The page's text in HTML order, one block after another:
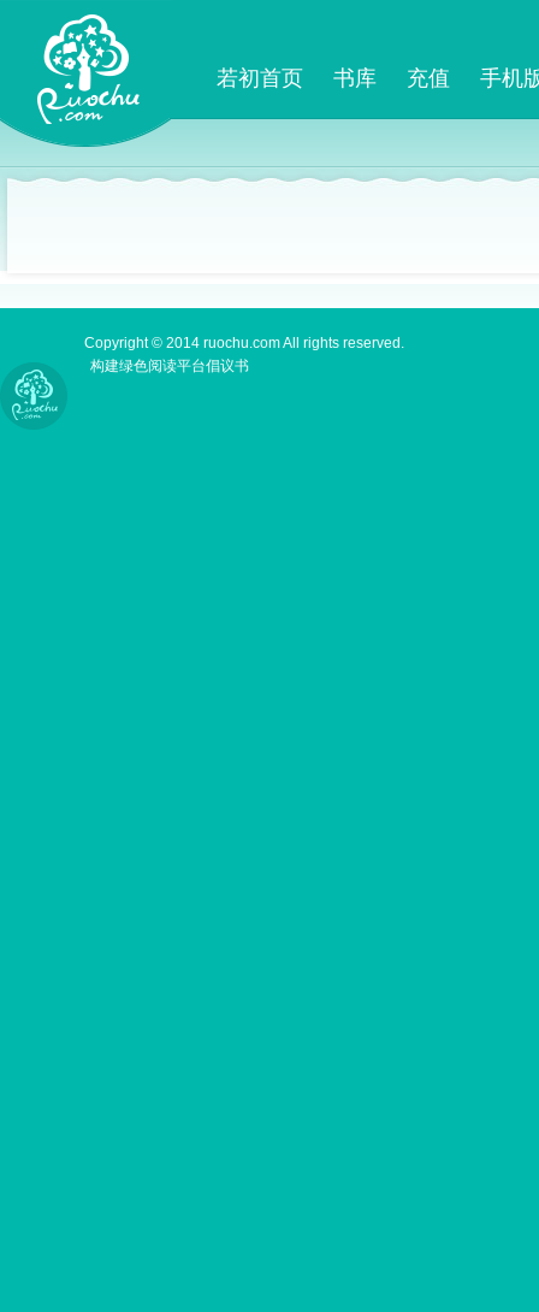
若初首页 书库 充值 手机
Copyright © 2014 ruochu.com All rights reserved.
构建绿色阅读平台倡议书